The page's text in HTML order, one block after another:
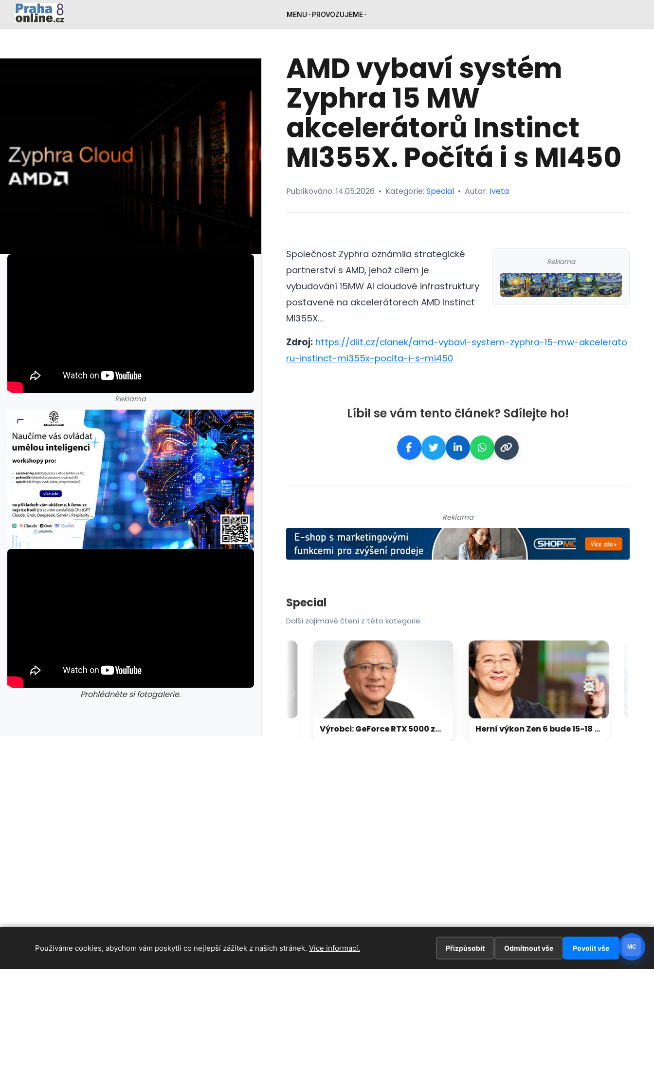
MENU PROVOZUJEME
Reklama
Prohlédněte si fotogalerie.
galerie: cviky galerie: cviky
AMD vybaví systém
Zyphra 15 MW
akcelerátorů Instinct
MI355X. Počítá i s MI450
Publikováno: 14.05.2026 • Kategorie: Special • Autor: Iveta
Reklama
Společnost Zyphra oznámila strategické
partnerství s AMD, jehož cílem je
vybudování 15MW AI cloudové infrastruktury
postavené na akcelerátorech AMD Instinct
MI355X…
Zdroj: https://diit.cz/clanek/amd-vybavi-system-zyphra-15-mw-akcelerato
ru-instinct-mi355x-pocita-i-s-mi450
Líbil se vám tento článek? Sdílejte ho!
Reklama
Special
Další zajímavé čtení z této kategorie.
Výrobci: GeForce RTX 5000 zdraží o 20-30 %, zastavili jsme dodávky levných karet Herní výkon Zen 6 bude 15-18 % nad Zen 5, na úrovni Zen 5 X3D
Používáme cookies, abychom vám poskytli co nejlepší zážitek z našich stránek. Více informací. Přizpůsobit Odmítnout vše Povolit vše MC